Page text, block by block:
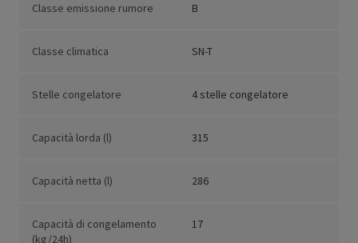
Classe emissione rumore B
Classe climatica SN-T
Stelle congelatore 4 stelle congelatore
Capacità lorda (l) 315
Capacità netta (l) 286
Capacità di congelamento
(kg/24h)
17